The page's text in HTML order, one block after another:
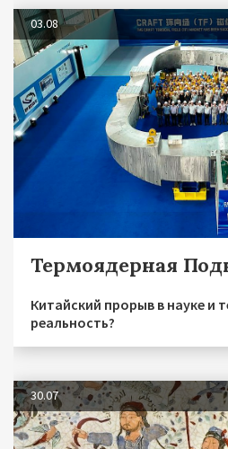
03.08
Термоядерная
Китайский прорыв в науке и
реальность?
30.07